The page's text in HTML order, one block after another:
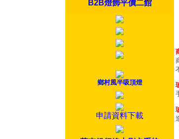
B2B燈飾平價二館
鄉村風半吸頂燈
申請資料下載